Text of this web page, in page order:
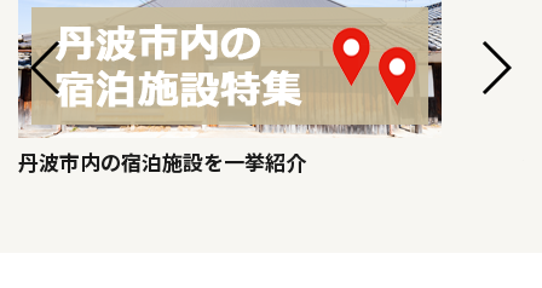
丹波市内の宿泊施設を一挙紹介